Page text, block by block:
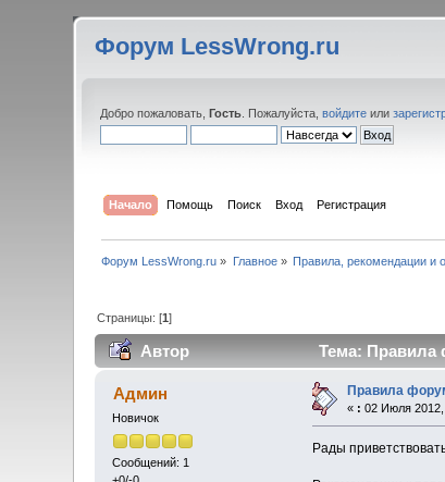
Форум LessWrong.ru
Добро пожаловать,Гость . Пожалуйста,войдите или
Начало Помощь Поиск Вход Регистрация
Форум LessWrong.ru » Главное» Правила, рекомендации и
Страницы: [1]
Автор Тема: Правила
Админ
Новичок
Сообщений: 1
+0/-0
Правила
« : 02 Июля 2012,
Рады